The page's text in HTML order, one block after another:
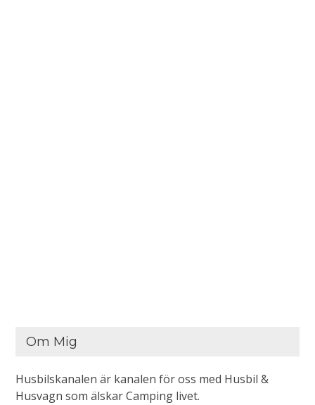
Om Mig
Husbilskanalen är kanalen för oss med Husbil &
Husvagn som älskar Camping livet.